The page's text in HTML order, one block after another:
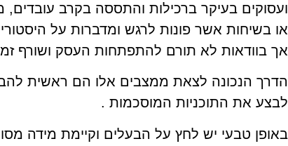
ועסוקים בעיקר ברכילות והתססה בקרב
או בשיחות אשר פונות לרגש ומדברות על
אך בוודאות לא תורם להתפתחות העסק ושורף
הדרך הנכונה לצאת ממצבים אלו הם ראשית
לבצע את התוכניות המוסכמות .
באופן טבעי יש לחץ על הבעלים וקיימת מידה